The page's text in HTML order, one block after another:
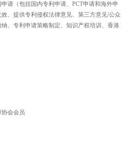
请（包括国内专利申请、PCT申请和海外申
、提供专利侵权法律意见、第三方意见/公众
、专利申请策略制定、知识产权培训、香港
会会员